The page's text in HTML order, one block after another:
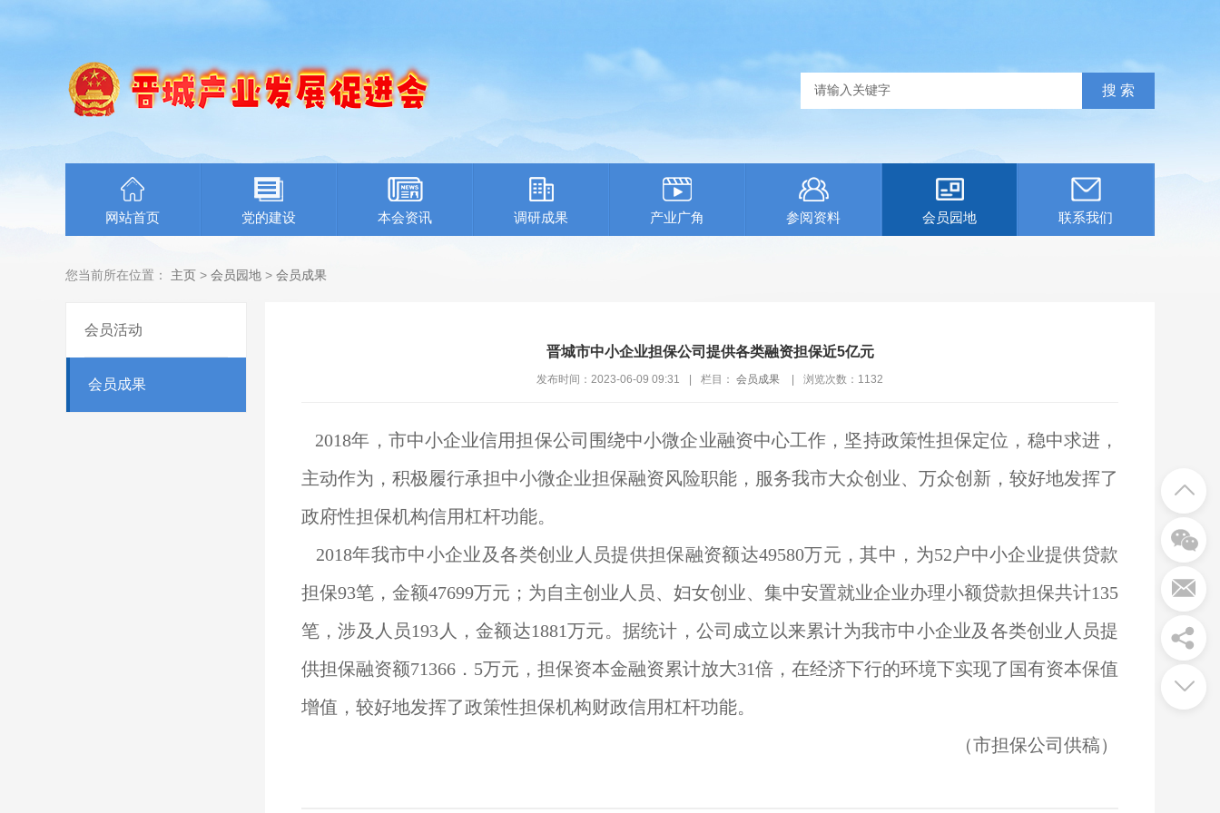
网站首页 党的建设 本会资讯 调研成果 产业广角 参阅资料 会员园地 联系我们
您当前所在位置： 主页 > 会员园地 > 会员成果
会员活动
会员成果
晋城市中小企业担保公司提供各类融资担保近5亿元
发布时间：2023-06-09 09:31 栏目： 会员成果 浏览次数： 1132
2018年，市中小企业信用担保公司围绕中小微企业融资中心工作，坚持政策性担保定位，稳中求进，
主动作为，积极履行承担中小微企业担保融资风险职能，服务我市大众创业、万众创新，较好地发挥了
政府性担保机构信用杠杆功能。
2018年我市中小企业及各类创业人员提供担保融资额达49580万元，其中，为52户中小企业提供贷款
担保93笔，金额47699万元；为自主创业人员、妇女创业、集中安置就业企业办理小额贷款担保共计135
笔，涉及人员193人，金额达1881万元。据统计，公司成立以来累计为我市中小企业及各类创业人员提
供担保融资额71366．5万元，担保资本金融资累计放大31倍，在经济下行的环境下实现了国有资本保值
增值，较好地发挥了政策性担保机构财政信用杠杆功能。
（市担保公司供稿）